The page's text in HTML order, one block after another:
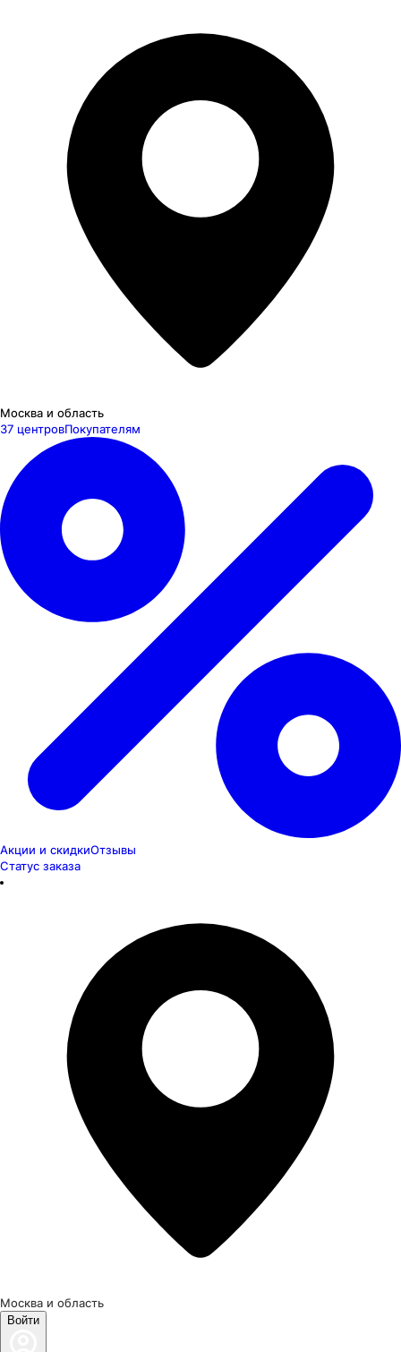
Москва и область
37 центровПокупателям
Акции и скидкиОтзывы
Статус заказа
Москва и область
Войти